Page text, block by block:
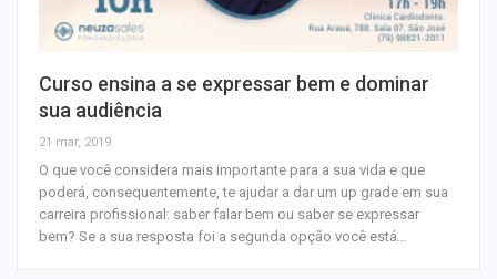
Curso ensina a se expressar bem e dominar
sua audiência
21 mar, 2019
O que você considera mais importante para a sua vida e que
poderá, consequentemente, te ajudar a dar um up grade em sua
carreira profissional: saber falar bem ou saber se expressar
bem? Se a sua resposta foi a segunda opção você está…